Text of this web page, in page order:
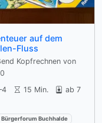
auf dem
Fluss
Kopfrechnen von
15 Min.
ab 7
an:
Bürgerforum Buchhalde